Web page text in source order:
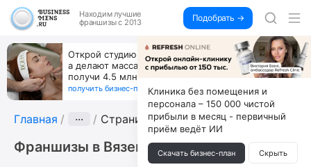
Находим лучшие
франшизы с 2013
Подобрать →
Открой студию, где не колют и не режут,
а делают массаж лица руками и в первый же год
получи 4.5 млн
получить бизнес-план ↓
Главная ··· Страница 3
Франшизы в Вяземском
Клиника без помещения и
персонала – 150 000 чистой
прибыли в месяц - первичный
приём ведёт ИИ
Скачать бизнес-план Скрыть